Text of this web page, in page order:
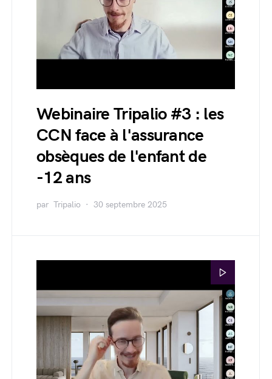
Webinaire Tripalio #3 : les
CCN face à l'assurance
obsèques de l'enfant de
-12 ans
par Tripalio 30 septembre 2025